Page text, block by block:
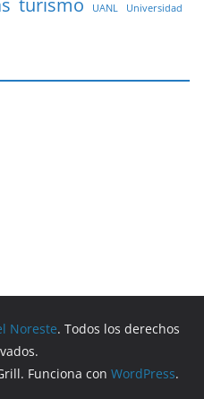
turismo UANL Universidad
Noreste. Todos los derechos
Funciona con WordPress.